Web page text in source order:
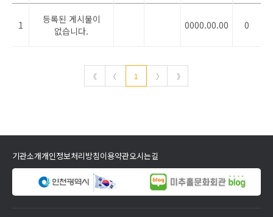
1
등록된 게시물이
없습니다.
0000.00.00 0
《 〈 1 〉 》
기관소개개인정보처리방침이용약관오시는길